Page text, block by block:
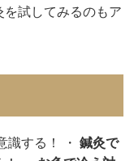
試してみるのもア
識する！ ・鍼灸で